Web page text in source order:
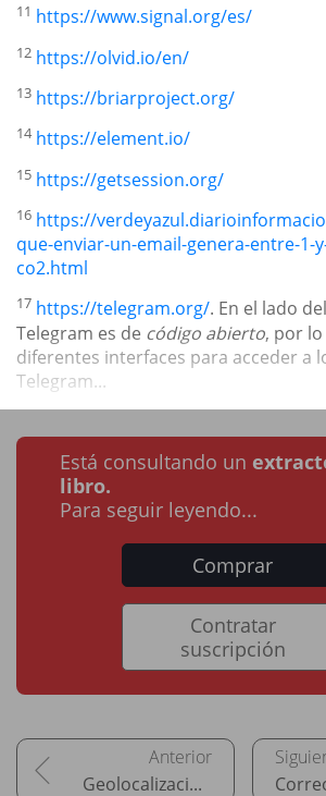
11 https://www.signal.org/es/
12 https://olvid.io/en/
13 https://briarproject.org/
14 https://element.io/
15 https://getsession.org/
16 https://
que-enviar-un-email-genera-entre-1-
co2.html
17 https://telegram.org/. En el lado
Telegram es de código abierto, por
diferentes interfaces para acceder a
Telegram...
Está consultando un
libro.
Para seguir leyendo...
Comprar
Contratar
suscripción
Geolocalización y pago vía teléfono inteligente